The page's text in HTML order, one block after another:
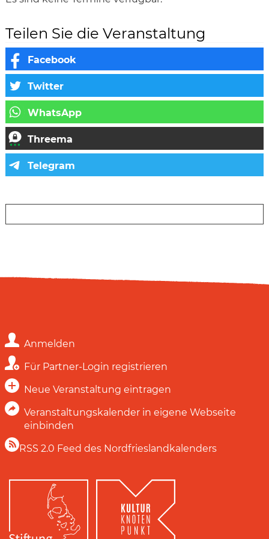
Teilen Sie die Veranstaltung
Anmelden
Für Partner-Login registrieren
Neue Veranstaltung eintragen
Veranstaltungskalender in eigene Webseite
einbinden
RSS 2.0 Feed des Nordfrieslandkalenders